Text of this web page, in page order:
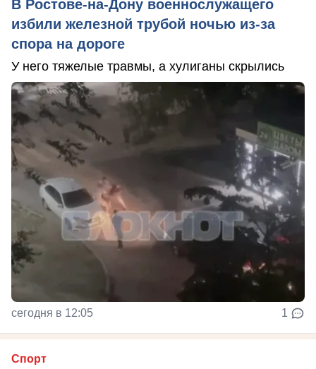
В Ростове-на-Дону военнослужащего
избили железной трубой ночью из-за
спора на дороге
У него тяжелые травмы, а хулиганы скрылись
сегодня в 12:05 1
Спорт